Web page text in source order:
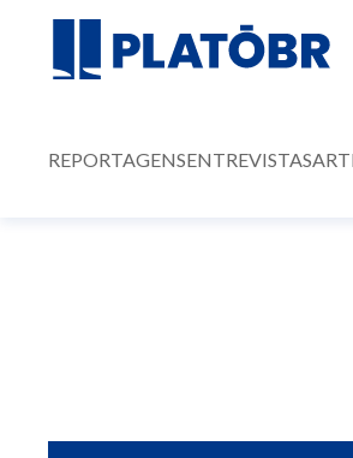
REPORTAGENSENTREVISTAS